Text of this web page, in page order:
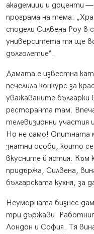
академици и доценти —
програма на тема:
сподели Силвена Роу в
университета тя ще
дълголетие“.
Дамата е известна
печелила конкурс за
уважаваните
ресторанта там.
телевизионни участия
Но не само! Опитната
знатни особи, които
вкусните й ястия. Към
придържа, Силвена,
българската кухня, за
Неуморната бизнес
три държави.
Лондон и София. Тя